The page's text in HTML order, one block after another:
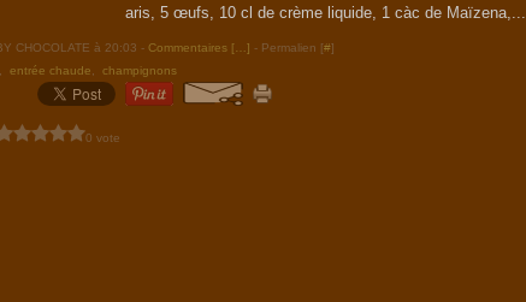
aris, 5 œufs, 10 cl de crème liquide, 1 càc de Maïzena,...
CHOCOLATE à 20:03 - Commentaires [ ] - Permalien [#]
entrée chaude champignons
0 vote